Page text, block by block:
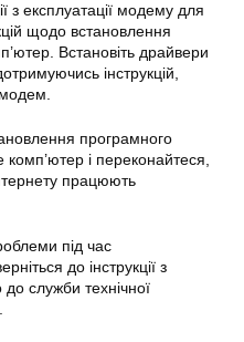
з експлуатації модему для
щодо встановлення
Встановіть драйвери
інструкцій,
програмного
і переконайтеся,
працюють
під час
до інструкції з
служби технічної